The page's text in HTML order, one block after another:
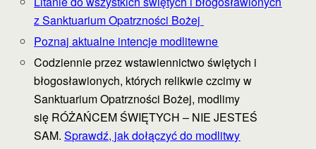
z Sanktuarium Opatrzności Bożej
Poznaj aktualne intencje modlitewne
Codziennie przez wstawiennictwo świętych i
błogosławionych, których relikwie czcimy w
Sanktuarium Opatrzności Bożej, modlimy
się RÓŻAŃCEM ŚWIĘTYCH – NIE JESTEŚ
SAM.Sprawdź, jak dołączyć do modlitwy